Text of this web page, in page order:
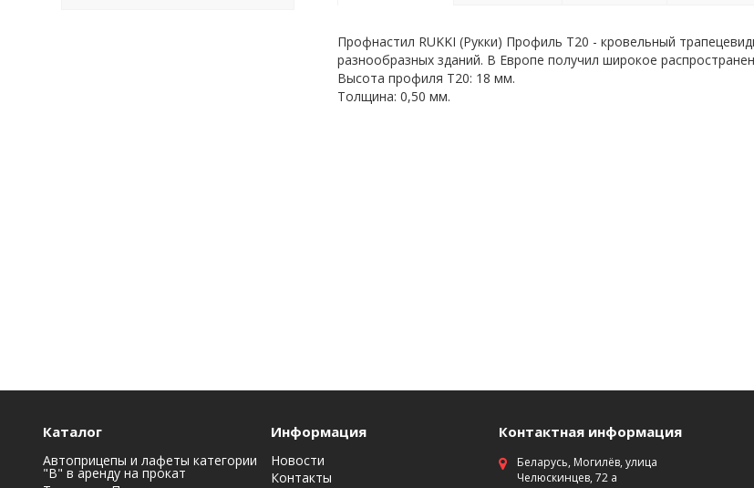
Профнастил RUKKI (Рукки) Профиль Т20 - кровельный
разнообразных зданий. В Европе получил широкое
Высота профиля Т20: 18 мм.
Толщина: 0,50 мм.
Каталог
Автоприцепы и лафеты категории
"B" в аренду на прокат
Информация
Новости
Контакты
Контактная информация
Беларусь, Могилёв, улица
Челюскинцев, 72 а